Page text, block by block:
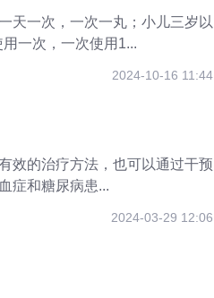
天一次，一次一丸；小儿三岁以
一次，一次使用1...
2024-10-16 11:44
效的治疗方法，也可以通过干预
症和糖尿病患...
2024-03-29 12:06